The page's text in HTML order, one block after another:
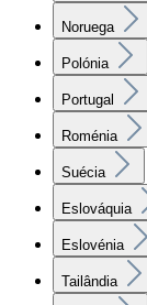
Noruega
Polónia
Portugal
Roménia
Suécia
Eslováquia
Eslovénia
Tailândia